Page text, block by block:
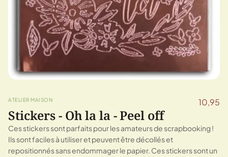
ATELIER MAISON 10,95
Stickers - Oh la la - Peel off
Ces stickers sont parfaits pour les amateurs de scrapbooking !
Ils sont faciles à utiliser et peuvent être décollés et
repositionnés sans endommager le papier. Ces stickers sont un